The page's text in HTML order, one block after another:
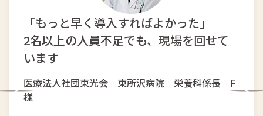
「もっと早く導入すればよかった」
2名以上の人員不足でも、現場を回せて
います
医療法人社団東光会 東所沢病院 栄養科係長 F
様